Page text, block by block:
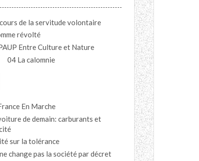
de la servitude volontaire
révolté
Entre Culture et Nature
04 La calomnie
En Marche
de demain: carburants et
sur la tolérance
change pas la société par décret